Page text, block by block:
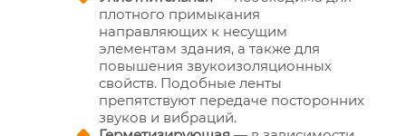
плотного примыкания
направляющих к несущим
элементам здания, а также для
повышения звукоизоляционных
свойств. Подобные ленты
препятствуют передаче посторонних
звуков и вибраций.